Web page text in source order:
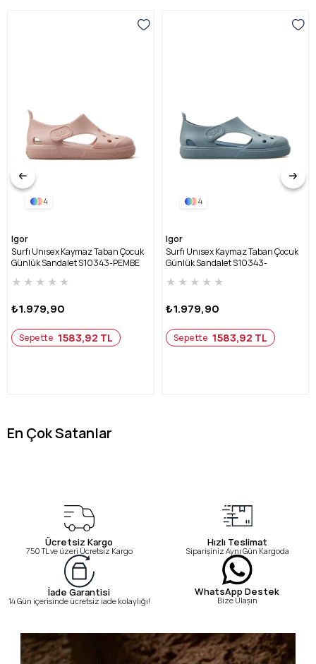
4
Igor
Surfı Unısex Kaymaz Taban Çocuk
Günlük Sandalet S10343-PEMBE
★ ★ ★ ★ ★
₺1.979,90
Sepette 1583,92 TL
4
Igor
Surfı Unısex Kaymaz Taban Çocuk
Günlük Sandalet S10343-
★ ★ ★ ★ ★
₺1.979,90
Sepette 1583,92 TL
En Çok Satanlar
Ücretsiz Kargo
750 TL ve üzeri Ücretsiz Kargo
Hızlı Teslimat
Siparişiniz Aynı Gün Kargoda
İade Garantisi
14 Gün içerisinde ücretsiz iade kolaylığı!
WhatsApp Destek
Bize Ulaşın